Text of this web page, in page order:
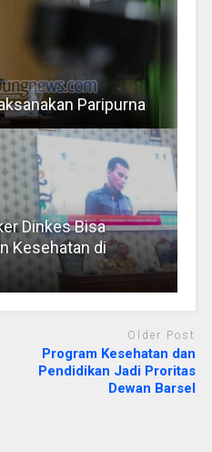
Paripurna
Dinkes Bisa
Kesehatan di
Older Post
Program Kesehatan dan
Pendidikan Jadi Proritas
Dewan Barsel